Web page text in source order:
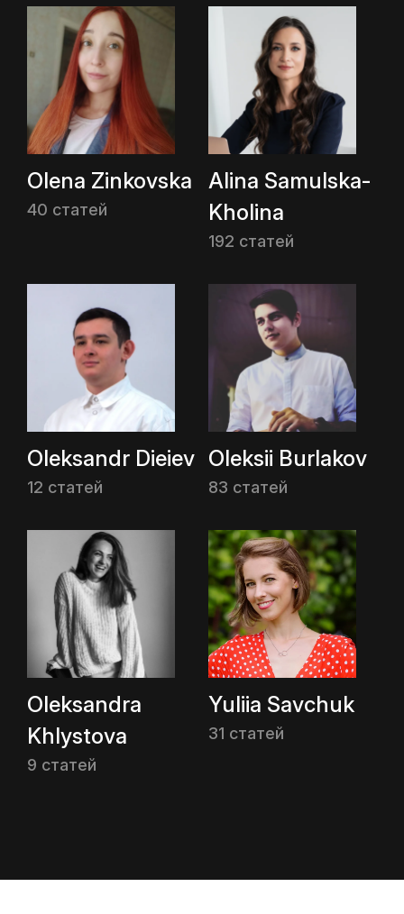
Olena Zinkovska
40 статей
Alina Samulska-
Kholina
192 статей
Oleksandr Dieiev
12 статей
Oleksii Burlakov
83 статей
Oleksandra
Khlystova
9 статей
Yuliia Savchuk
31 статей